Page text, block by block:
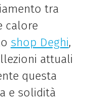
tra
calore
shop Deghi,
attuali
questa
e solidità